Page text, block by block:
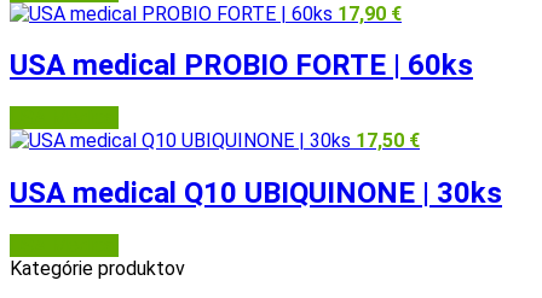
17,90 €
USA medical PROBIO FORTE | 60ks
17,50 €
USA medical Q10 UBIQUINONE | 30ks
Kategórie produktov